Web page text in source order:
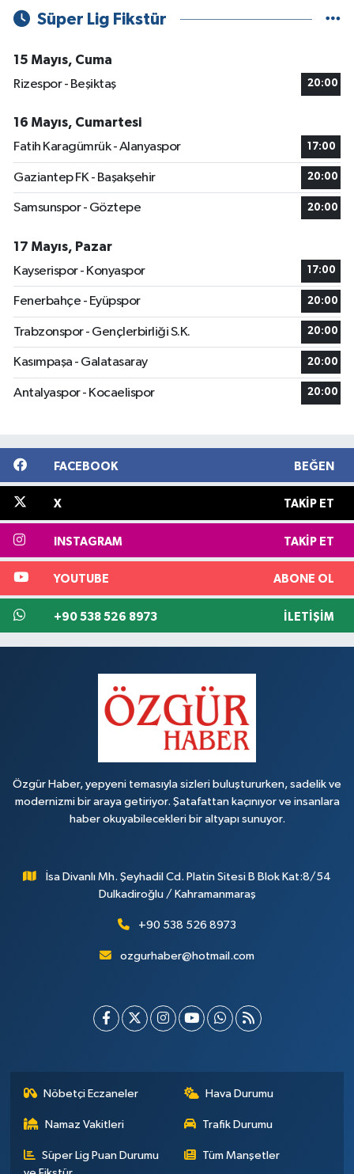
Süper Lig Fikstür
15 Mayıs, Cuma
Rizespor - Beşiktaş
20:00
16 Mayıs, Cumartesi
Fatih Karagümrük - Alanyaspor
17:00
Gaziantep FK - Başakşehir 20:00
Samsunspor - Göztepe 20:00
17 Mayıs, Pazar
Kayserispor - Konyaspor
17:00
Fenerbahçe - Eyüpspor 20:00
Trabzonspor - Gençlerbirliği S.K. 20:00
Kasımpaşa - Galatasaray 20:00
Antalyaspor - Kocaelispor 20:00
FACEBOOK BEĞEN
X TAKIP ET
INSTAGRAM TAKIP ET
YOUTUBE ABONE OL
+90 538 526 8973 İLETIŞIM
Özgür Haber, yepyeni temasıyla sizleri buluştururken, sadelik ve
modernizmi bir araya getiriyor. Şatafattan kaçınıyor ve insanlara
haber okuyabilecekleri bir altyapı sunuyor.
İsa Divanlı Mh. Şeyhadil Cd. Platin Sitesi B Blok Kat:8/54
Dulkadiroğlu / Kahramanmaraş
+90 538 526 8973
ozgurhaber@hotmail.com
Nöbetçi Eczaneler Hava Durumu
Namaz Vakitleri Trafik Durumu
Süper Lig Puan Durumu
Tüm Manşetler